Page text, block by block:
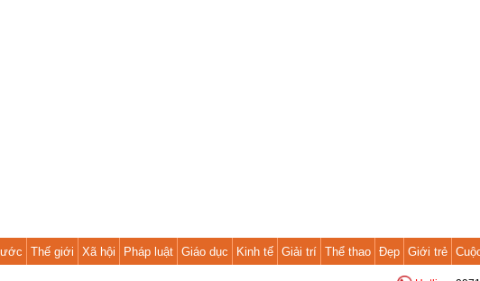
Thế giới Xã hội Pháp luật Giáo dục Kinh tế Giải trí Thể thao Đẹp Giới trẻ